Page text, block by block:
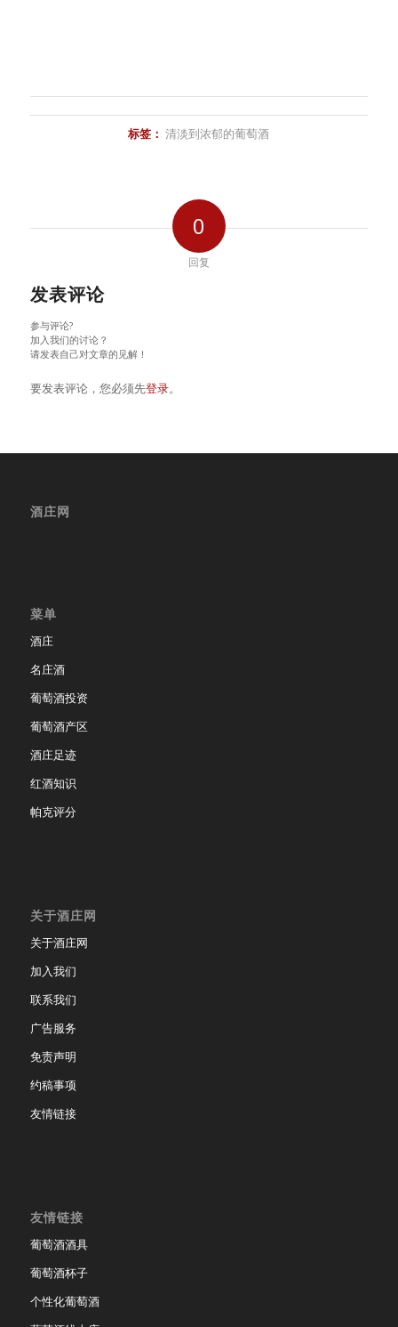
标签： 清淡到浓郁的葡萄酒
0
回复
发表评论
参与评论?
加入我们的讨论？
请发表自己对文章的见解！
要发表评论，您必须先登录。
酒庄网
菜单
酒庄
名庄酒
葡萄酒投资
葡萄酒产区
酒庄足迹
红酒知识
帕克评分
关于酒庄网
关于酒庄网
加入我们
联系我们
广告服务
免责声明
约稿事项
友情链接
友情链接
葡萄酒酒具
葡萄酒杯子
个性化葡萄酒